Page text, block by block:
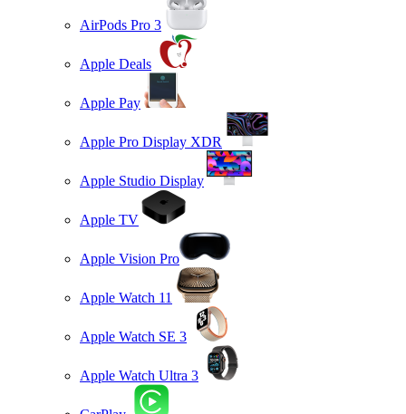
AirPods Pro 3
Apple Deals
Apple Pay
Apple Pro Display XDR
Apple Studio Display
Apple TV
Apple Vision Pro
Apple Watch 11
Apple Watch SE 3
Apple Watch Ultra 3